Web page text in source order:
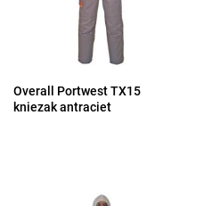
Overall Portwest TX15
kniezak antraciet